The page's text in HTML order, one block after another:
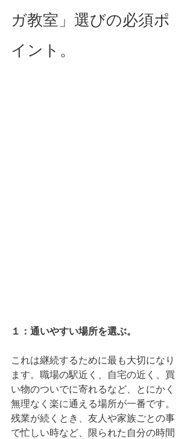
ガ教室」選びの必須ポ
イント。
１：通いやすい場所を選ぶ。
これは継続するために最も大切になり
ます。職場の駅近く、自宅の近く、買
い物のついでに寄れるなど、とにかく
無理なく楽に通える場所が一番です。
残業が続くとき、友人や家族ごとの事
で忙しい時など、限られた自分の時間